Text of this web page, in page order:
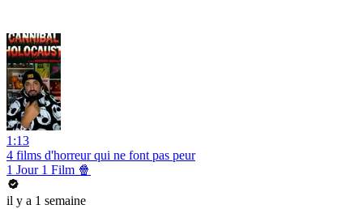
1:13
4 films d'horreur qui ne font pas peur
1 Jour 1 Film 🍿
il y a 1 semaine